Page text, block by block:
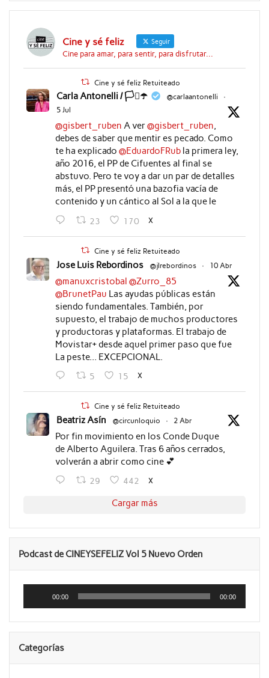
Cine y sé feliz Seguir
Cine para amar, para sentir, para disfrutar...
Cine y sé feliz Retuiteado
Carla Antonelli / 🏳️‍⚧️☂️ @carlaantonelli
·
5 Jul
@gisbert_ruben A ver@gisbert_ruben,
debes de saber que mentir es pecado. Como
te ha explicado @EduardoFRubla primera ley,
año 2016, el PP de Cifuentes al final se
abstuvo. Pero te voy a dar un par de detalles
más, el PP presentó una bazofia vacía de
contenido y un cántico al Sol a la que le
23 170 X
Cine y sé feliz Retuiteado
Jose Luis Rebordinos @jlrebordinos · 10 Abr
@manuxcristobal @Zurro_85
@BrunetPau Las ayudas públicas están
siendo fundamentales. También, por
supuesto, el trabajo de muchos productores
y productoras y plataformas. El trabajo de
Movistar+ desde aquel primer paso que fue
La peste... EXCEPCIONAL.
5 15 X
Cine y sé feliz Retuiteado
Beatriz Asín @circunloquio · 2 Abr
Por fin movimiento en los Conde Duque
de Alberto Aguilera. Tras 6 años cerrados,
volverán a abrir como cine 💕
29 442 X
Cargar más
Podcast de CINEYSEFELIZ Vol 5 Nuevo Orden
Reproductor
audio
00:00 00:00
Categorías